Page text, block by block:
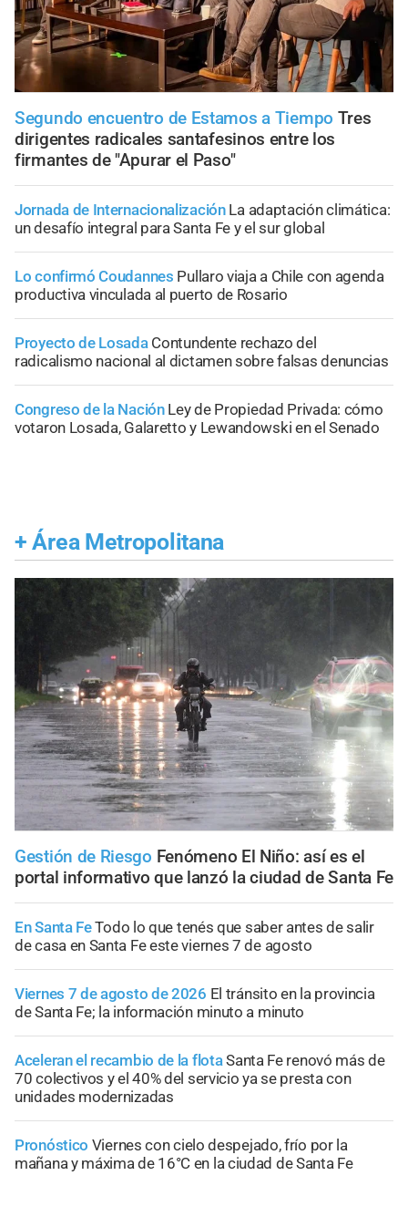
Segundo encuentro de Estamos a Tiempo Tres
dirigentes radicales santafesinos entre los
firmantes de "Apurar el Paso"
Jornada de Internacionalización La adaptación climática:
un desafío integral para Santa Fe y el sur global
Lo confirmó Coudannes Pullaro viaja a Chile con agenda
productiva vinculada al puerto de Rosario
Proyecto de Losada Contundente rechazo del
radicalismo nacional al dictamen sobre falsas denuncias
Congreso de la Nación Ley de Propiedad Privada: cómo
votaron Losada, Galaretto y Lewandowski en el Senado
+ Área Metropolitana
Gestión de Riesgo Fenómeno El Niño: así es el
portal informativo que lanzó la ciudad de Santa Fe
En Santa FeTodo lo que tenés que saber antes de salir
de casa en Santa Fe este viernes 7 de agosto
Viernes 7 de agosto de 2026 El tránsito en la provincia
de Santa Fe; la información minuto a minuto
Aceleran el recambio de la flotaSanta Fe renovó más de
70 colectivos y el 40% del servicio ya se presta con
unidades modernizadas
Pronóstico Viernes con cielo despejado, frío por la
mañana y máxima de 16°C en la ciudad de Santa Fe